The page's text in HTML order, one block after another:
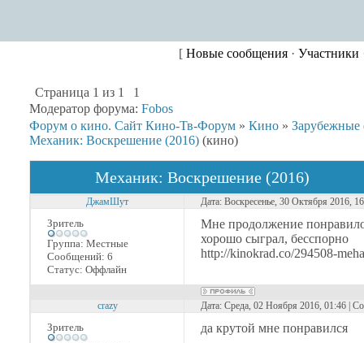
[ Новые сообщения· Участники
Страница 1 из 1
1
Модератор форума: Fobos
Форум о кино. Сайт Кино-Тв-Форум » Кино »
Механик: Воскрешение (2016) (кино)
Механик: Воскрешение (2016)
ДжамШут Дата: Воскресенье, 30 Октября 2016,
Зритель
Группа: Местные
Сообщений: 6
Статус: Оффлайн
Мне продолжение
хорошо сыграл, бесспорно
http://kinokrad.co/294508-
crazy Дата: Среда, 02 Ноября 2016, 01:46 |
Зритель
да крутой мне понравился